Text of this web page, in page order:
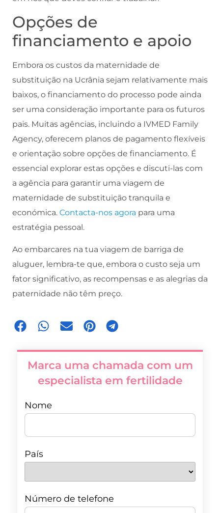
Opções de
financiamento e apoio
Embora os custos da maternidade de
substituição na Ucrânia sejam relativamente mais
baixos, o financiamento do processo pode ainda
ser uma consideração importante para os futuros
pais. Muitas agências, incluindo a IVMED Family
Agency, oferecem planos de pagamento flexíveis
e orientação sobre opções de financiamento. É
essencial explorar estas opções e discuti-las com
a agência para garantir uma viagem de
maternidade de substituição tranquila e
económica. Contacta-nos agora para uma
estratégia pessoal.
Ao embarcares na tua viagem de barriga de
aluguer, lembra-te que, embora o custo seja um
fator significativo, as recompensas e as alegrias da
paternidade não têm preço.
Marca uma chamada com um
especialista em fertilidade
Nome
País
Número de telefone